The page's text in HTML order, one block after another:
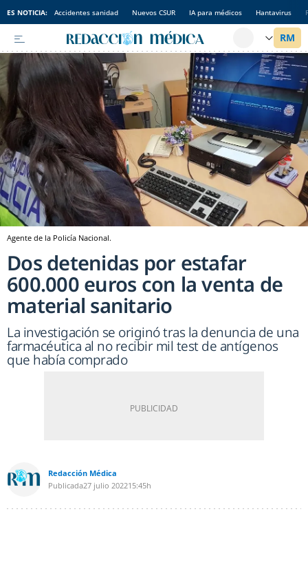
ES NOTICIA: Accidentes sanidad Nuevos CSUR IA para médicos Hantavirus
Agente de la Policía Nacional.
Dos detenidas por estafar
600.000 euros con la venta de
material sanitario
La investigación se originó tras la denuncia de una
farmacéutica al no recibir mil test de antígenos
que había comprado
Redacción Médica
Publicada27 julio 202215:45h